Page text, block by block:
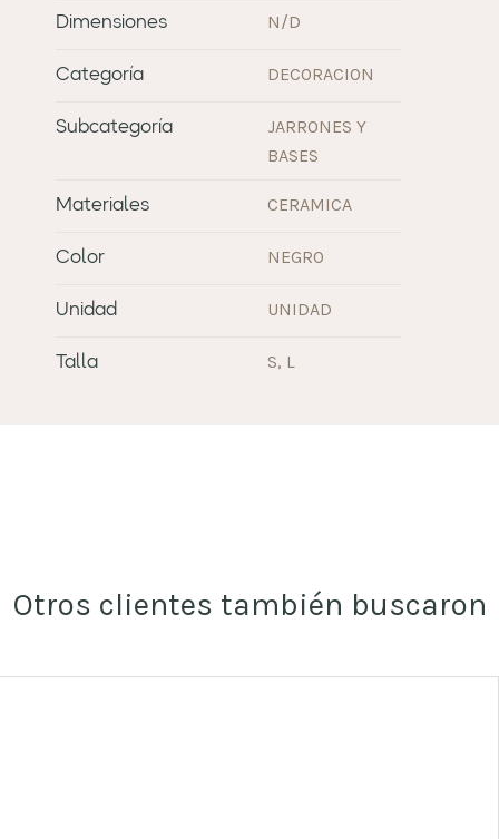
Dimensiones N/D
Categoría DECORACION
Subcategoría
JARRONES Y
BASES
Materiales CERAMICA
Color NEGRO
Unidad UNIDAD
Talla S, L
Otros clientes también buscaron